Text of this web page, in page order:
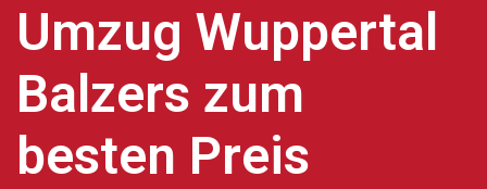
Umzug Wuppertal
Balzers zum
besten Preis